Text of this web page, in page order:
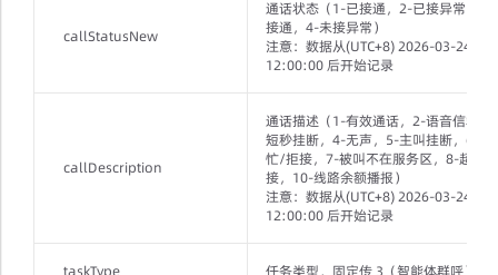
callStatusNew
通话状态（1-已接通，2-已接异常，3-
接通，4-未接异常）
注意：数据从(UTC+8) 2026-03-24
12:00:00 后开始记录
callDescription
通话描述（1-有效通话，2-语音信箱，
短秒挂断，4-无声，5-主叫挂断，6-被
忙/拒接，7-被叫不在服务区，8-超时未
接，10-线路余额播报）
注意：数据从(UTC+8) 2026-03-24
12:00:00 后开始记录
taskType 任务类型，固定传 3（智能体群呼）